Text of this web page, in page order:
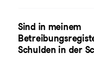
Sind in meinem
Schulden in der